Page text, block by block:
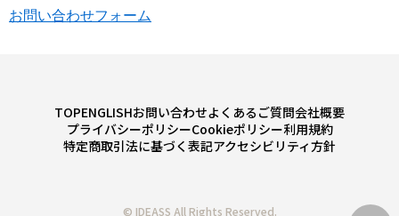
お問い合わせフォーム
TOPENGLISHお問い合わせよくあるご質問会社概要
プライバシーポリシーCookieポリシー利用規約
特定商取引法に基づく表記アクセシビリティ方針
©︎ IDEASS All Rights Reserved.